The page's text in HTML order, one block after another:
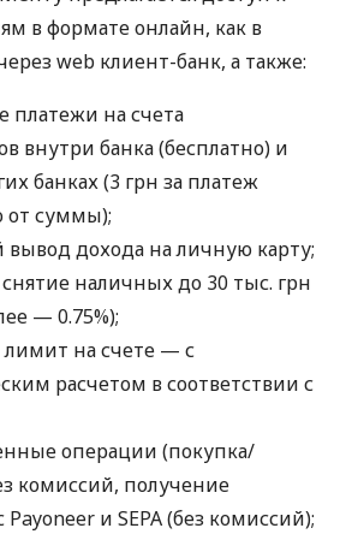
в формате онлайн, как в
web клиент-банк, а также:
платежи на счета
внутри банка (бесплатно) и
банках (3 грн за платеж
от суммы);
вывод дохода на личную карту;
наличных до 30 тыс. грн
— 0.75%);
на счете — с
расчетом в соответствии с
операции (покупка/
комиссий, получение
Payoneer и SEPA (без комиссий);